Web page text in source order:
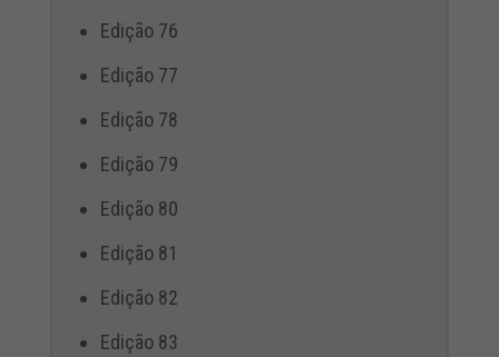
Edição 76
Edição 77
Edição 78
Edição 79
Edição 80
Edição 81
Edição 82
Edição 83